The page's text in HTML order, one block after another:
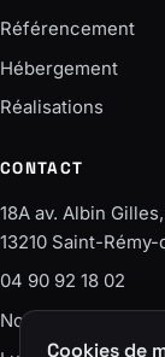
Référencement
Hébergement
Réalisations
CONTACT
18A av. Albin
13210 Saint-
04 90 92 18 02
Nous écrire
Cookies de